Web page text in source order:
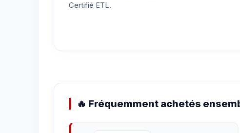
Certifié ETL.
🔥 Fréquemment achetés